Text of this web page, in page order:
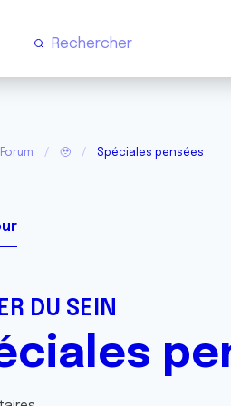
Forum 🥹 Spéciales pensées
DU SEIN